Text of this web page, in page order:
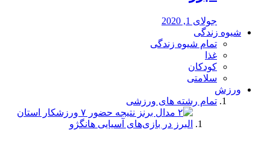
جولای 1, 2020
شیوه زندگی
تمام شیوه زندگی
غذا
کودکان
سلامتی
ورزش
تمام رشته های ورزشی